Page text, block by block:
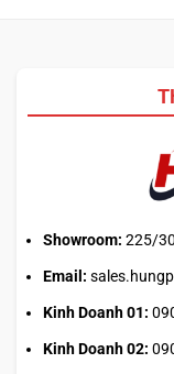
Showroom: 225/
Email:
Kinh Doanh 01:
Kinh Doanh 02: